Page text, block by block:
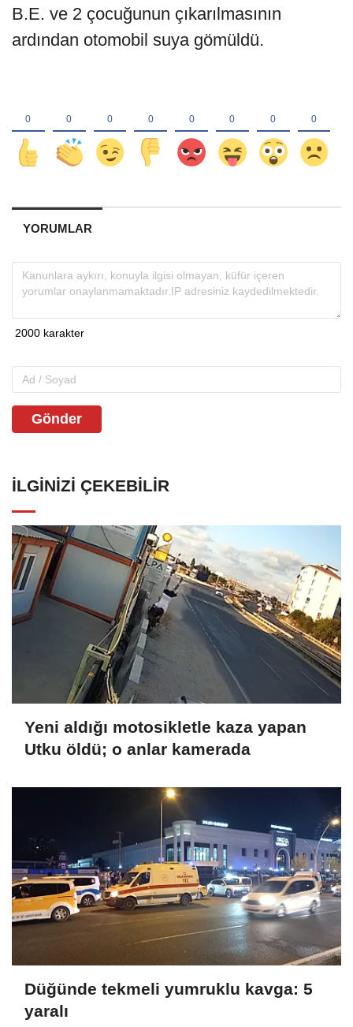
B.E. ve 2 çocuğunun çıkarılmasının
ardından otomobil suya gömüldü.
YORUMLAR
Gönder
İLGINIZI ÇEKEBILIR
Yeni aldığı motosikletle kaza yapan
Utku öldü; o anlar kamerada
Düğünde tekmeli yumruklu kavga: 5
yaralı